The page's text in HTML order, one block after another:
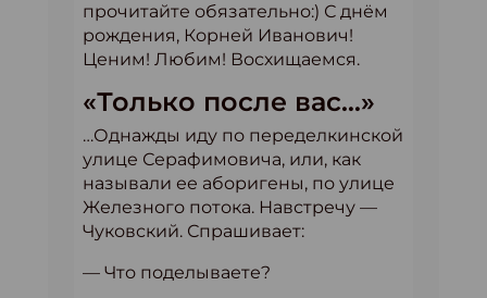
прочитайте обязательно:) С днём
рождения, Корней Иванович!
Ценим! Любим! Восхищаемся.
«Только после вас…»
…Однажды иду по переделкинской
улице Серафимовича, или, как
называли ее аборигены, по улице
Железного потока. Навстречу —
Чуковский. Спрашивает:
— Что поделываете?